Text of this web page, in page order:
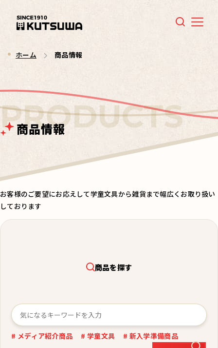
Menu
ホーム 商品情報
商品情報
お客様のご要望にお応えして学童文具から雑貨まで幅広くお取り扱い
しております
商品を探す
# メディア紹介商品 # 学童文具 # 新入学準備商品